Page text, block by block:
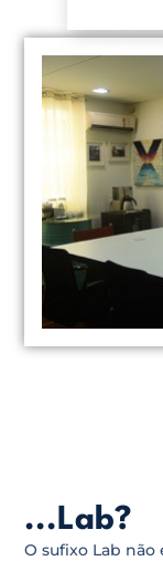
...Lab?
O sufixo Lab não